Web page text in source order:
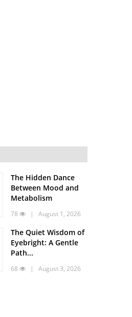
The Hidden Dance
Between Mood and
Metabolism
78 | August 1, 2026
The Quiet Wisdom of
Eyebright: A Gentle
Path...
68 | August 3, 2026